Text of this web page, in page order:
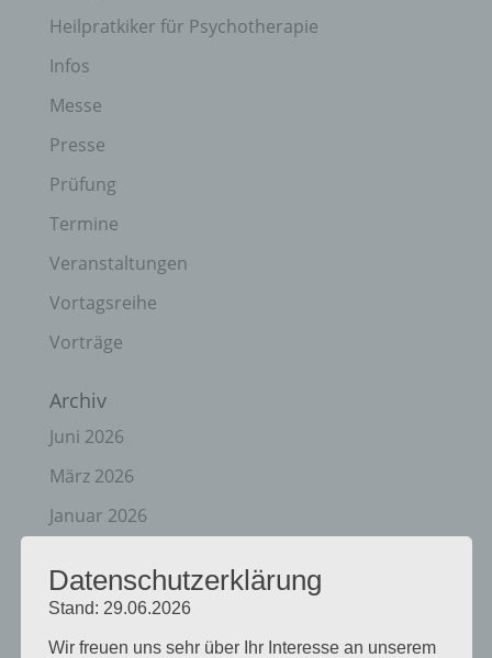
Heilpratkiker für Psychotherapie
Infos
Messe
Presse
Prüfung
Termine
Veranstaltungen
Vortagsreihe
Vorträge
Archiv
Juni 2026
März 2026
Januar 2026
April 2025
Datenschutzerklärung
Stand: 29.06.2026
Wir freuen uns sehr über Ihr Interesse an unserem